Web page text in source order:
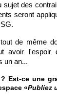
des
seront
de même
avoir l'espoir
un an...
Est-ce une
«Publiez